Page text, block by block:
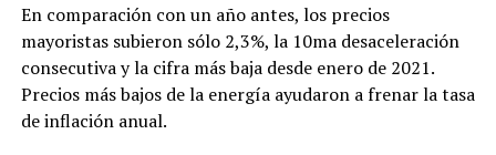
En comparación con un año antes, los precios
mayoristas subieron sólo 2,3%, la 10ma desaceleración
consecutiva y la cifra más baja desde enero de 2021.
Precios más bajos de la energía ayudaron a frenar la tasa
de inflación anual.